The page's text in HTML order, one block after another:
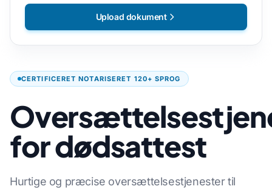
CERTIFICERET NOTARISERET 120+ SPROG
for dødsattest
Hurtige og præcise oversættelsestjenester til
Upload dokument